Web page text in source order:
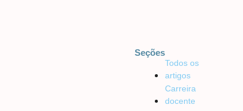
Seções
Todos os
artigos
Carreira
docente